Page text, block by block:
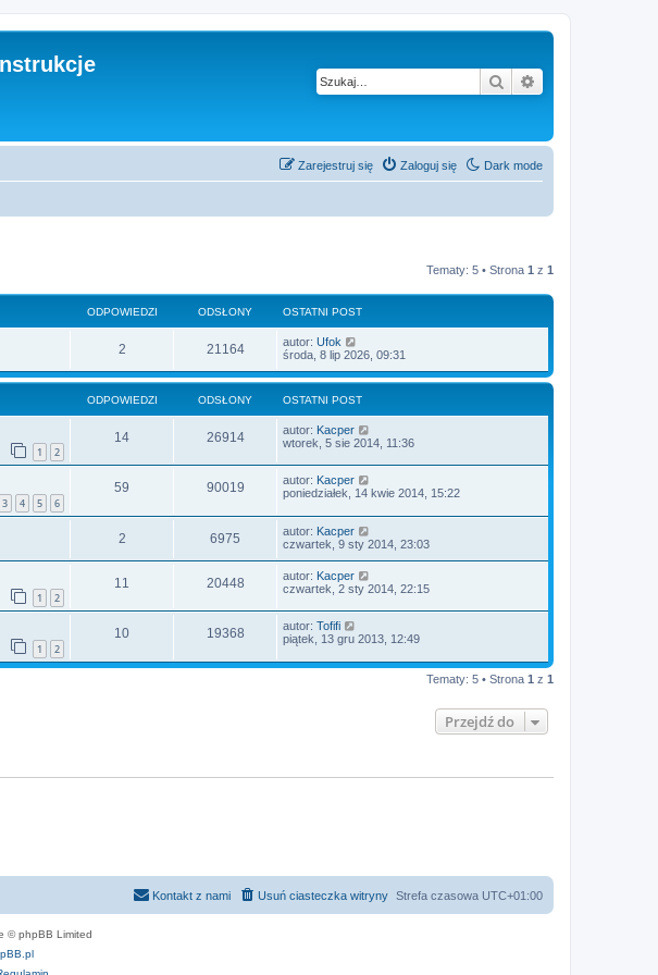
Szukaj
Dark mode
Zaloguj się
Zarejestruj się
Tematy: 5 • Strona 1 z 1
ODPOWIEDZI ODSŁONY OSTATNI POST
2 21164 autor: Ufok
środa, 8 lip 2026, 09:31
ODPOWIEDZI ODSŁONY OSTATNI POST
1 2
14 26914 autor: Kacper
wtorek, 5 sie 2014, 11:36
3 4 5 6
59 90019 autor: Kacper
poniedziałek, 14 kwie 2014, 15:22
2 6975 autor: Kacper
czwartek, 9 sty 2014, 23:03
1 2
11 20448 autor: Kacper
czwartek, 2 sty 2014, 22:15
1 2
10 19368 autor: Tofifi
piątek, 13 gru 2013, 12:49
Tematy: 5 • Strona 1 z 1
Przejdź do
Strefa czasowa UTC+01:00
Usuń ciasteczka witryny
Kontakt z nami
© phpBB Limited